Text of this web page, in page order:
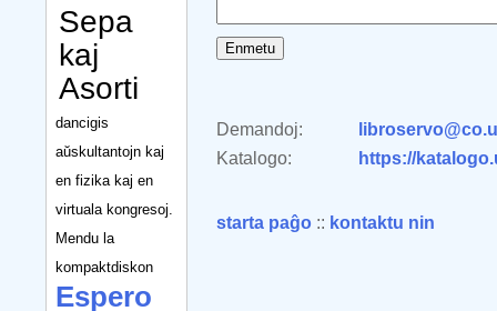
Sepa
kaj
Asorti
dancigis
aŭskultantojn kaj
en fizika kaj en
virtuala kongresoj.
Mendu la
kompaktdiskon
Espero
Demandoj:
Katalogo:
https://
starta paĝo :: kontaktu nin